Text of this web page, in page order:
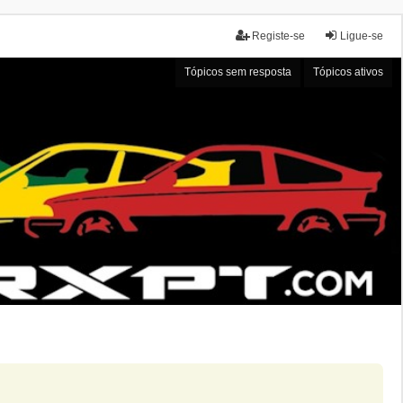
Ligue-se
Registe-se
Tópicos sem resposta Tópicos ativos